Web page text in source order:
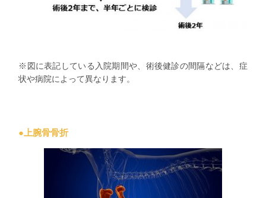
※図に表記している入院期間や、術後健診の間隔などは、症
状や病院によって異なります。
●上腕骨骨折